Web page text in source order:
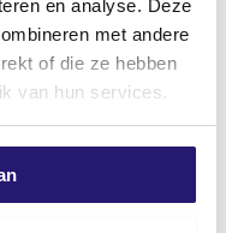
en analyse. Deze
met andere
of die ze hebben
van hun services.